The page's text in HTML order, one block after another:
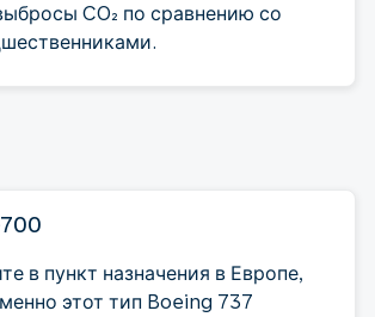
CO₂ по сравнению со
в пункт назначения в Европе,
этот тип Boeing 737